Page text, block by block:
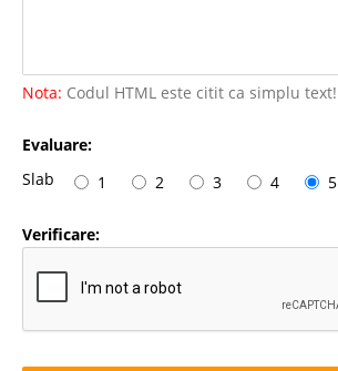
Nota: Codul HTML este citit ca simplu text!
Evaluare:
Slab
1 2 3 4 5
Verificare: